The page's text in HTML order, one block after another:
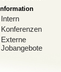
Information
Intern
Konferenzen
Externe
Jobangebote